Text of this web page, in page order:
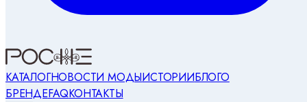
КАТАЛОГНОВОСТИ МОДЫИСТОРИИБЛОГО
БРЕНДЕFAQКОНТАКТЫ